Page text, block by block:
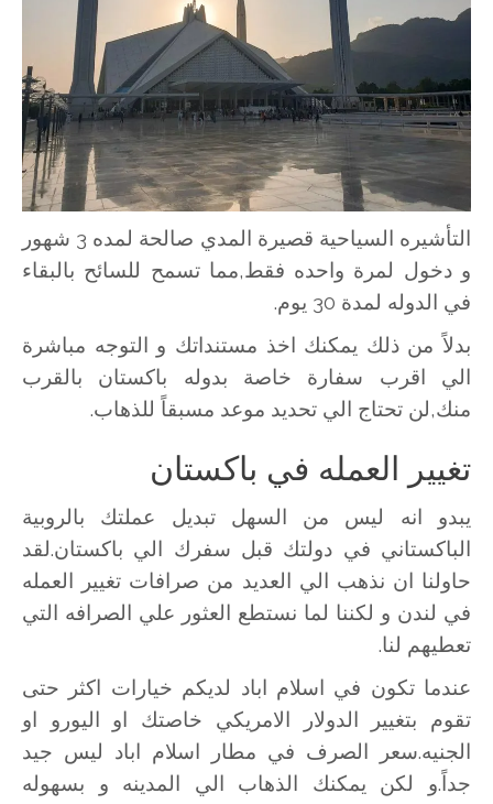
التأشيره السياحية قصيرة المدي صالحة لمده 3 شهور
و دخول لمرة واحده فقط,مما تسمح للسائح بالبقاء
في الدوله لمدة 30 يوم.
بدلاً من ذلك يمكنك اخذ مستنداتك و التوجه مباشرة
الي اقرب سفارة خاصة بدوله باكستان بالقرب
منك,لن تحتاج الي تحديد موعد مسبقاً للذهاب.
تغيير العمله في باكستان
يبدو انه ليس من السهل تبديل عملتك بالروبية
الباكستاني في دولتك قبل سفرك الي باكستان.لقد
حاولنا ان نذهب الي العديد من صرافات تغيير العمله
في لندن و لكننا لما نستطع العثور علي الصرافه التي
تعطيهم لنا.
عندما تكون في اسلام اباد لديكم خيارات اكثر حتى
تقوم بتغيير الدولار الامريكي خاصتك او اليورو او
الجنيه.سعر الصرف في مطار اسلام اباد ليس جيد
جداً.و لكن يمكنك الذهاب الي المدينه و بسهوله